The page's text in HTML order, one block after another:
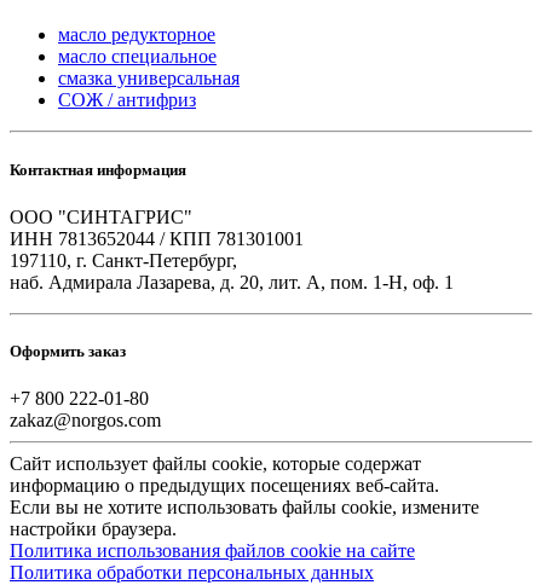
масло редукторное
масло специальное
смазка универсальная
СОЖ / антифриз
Контактная информация
ООО "СИНТАГРИС"
ИНН 7813652044 / КПП 781301001
197110, г. Санкт-Петербург,
наб. Адмирала Лазарева, д. 20, лит. А, пом. 1-Н, оф. 1
Оформить заказ
+7 800 222-01-80
zakaz@norgos.com
Сайт использует файлы cookie, которые содержат
информацию о предыдущих посещениях веб-сайта.
Если вы не хотите использовать файлы cookie, измените
настройки браузера.
Политика использования файлов cookie на сайте
Политика обработки персональных данных